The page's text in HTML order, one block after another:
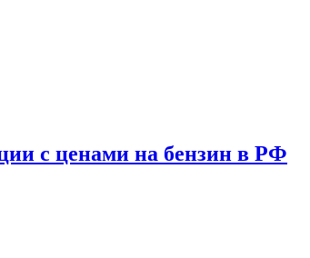
с ценами на бензин в РФ